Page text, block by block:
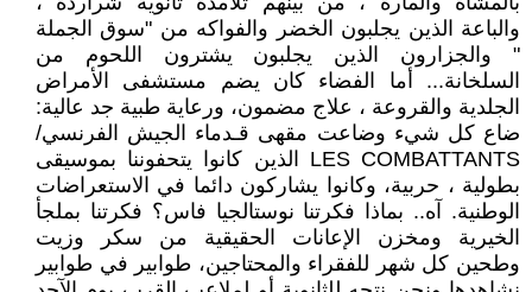
والباعة الذين يجلبون الخضر والفواكه من "سوق الجملة
" والجزارون الذين يجلبون يشترون اللحوم من
السلخانة... أما الفضاء كان يضم مستشفى الأمراض
الجلدية والقروعة ، علاج مضمون، ورعاية طبية جد عالية:
ضاع كل شيء وضاعت مقهى قـدماء الجيش الفرنسي/
LES COMBATTANTS الذين كانوا يتحفوننا بموسيقى
بطولية ، حربية، وكانوا يشاركون دائما في الاستعراضات
الوطنية. آه.. بماذا فكرتنا نوستالجيا فاس؟ فكرتنا بملجأ
الخيرية ومخزن الإعانات الحقيقية من سكر وزيت
وطحين كل شهر للفقراء والمحتاجين، طوابير في طوابير